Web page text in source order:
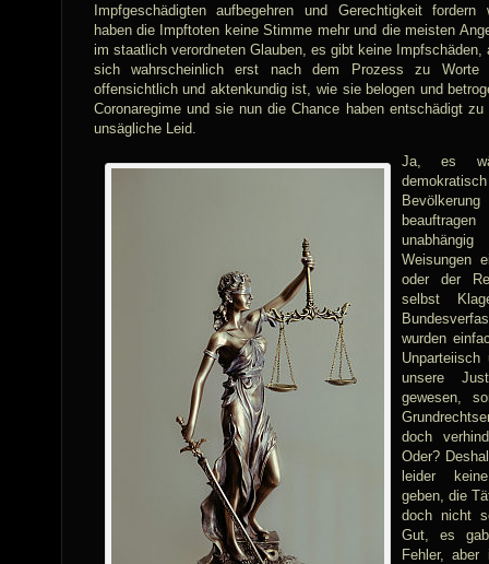
Impfgeschädigten aufbegehren und Gerechtigkeit fordern
haben die Impftoten keine Stimme mehr und die meisten
im staatlich verordneten Glauben, es gibt keine Impfschäden,
sich wahrscheinlich erst nach dem Prozess zu Worte
offensichtlich und aktenkundig ist, wie sie belogen und
Coronaregime und sie nun die Chance haben entschädigt
unsägliche Leid.
Ja, es
Weisungen
oder der
selbst
wurden
unsere
gewesen,
doch
Oder?
leider
geben, die
doch nicht
Gut, es
Fehler,